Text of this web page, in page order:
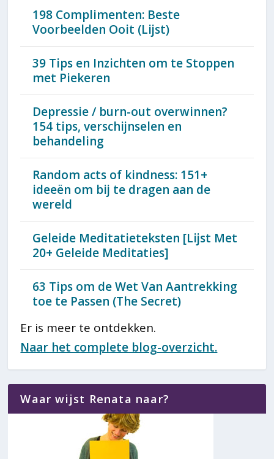
198 Complimenten: Beste
Voorbeelden Ooit (Lijst)
39 Tips en Inzichten om te Stoppen
met Piekeren
Depressie / burn-out overwinnen?
154 tips, verschijnselen en
behandeling
Random acts of kindness: 151+
ideeën om bij te dragen aan de
wereld
Geleide Meditatieteksten [Lijst Met
20+ Geleide Meditaties]
63 Tips om de Wet Van Aantrekking
toe te Passen (The Secret)
Er is meer te ontdekken.
Naar het complete blog-overzicht.
Waar wijst Renata naar?